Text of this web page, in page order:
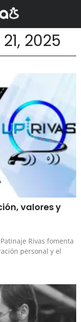
2025
valores y
Rivas fomenta
personal y el